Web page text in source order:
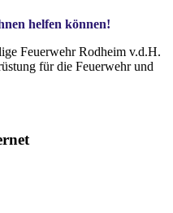
helfen können!
Feuerwehr Rodheim v.d.H.
für die Feuerwehr und